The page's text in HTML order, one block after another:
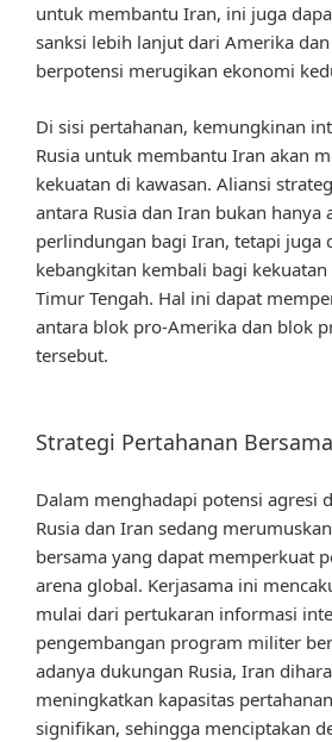
untuk membantu Iran, ini juga
sanksi lebih lanjut dari Amerika
berpotensi merugikan ekonomi
Di sisi pertahanan, kemungkinan
Rusia untuk membantu Iran akan
kekuatan di kawasan. Aliansi
antara Rusia dan Iran bukan hanya
perlindungan bagi Iran, tetapi juga
kebangkitan kembali bagi
Timur Tengah. Hal ini dapat
antara blok pro-Amerika dan blok
tersebut.
Strategi Pertahanan Bersama
Dalam menghadapi potensi agresi
Rusia dan Iran sedang
bersama yang dapat memperkuat
arena global. Kerjasama ini
mulai dari pertukaran informasi
pengembangan program militer
adanya dukungan Rusia, Iran
meningkatkan kapasitas
signifikan, sehingga menciptakan